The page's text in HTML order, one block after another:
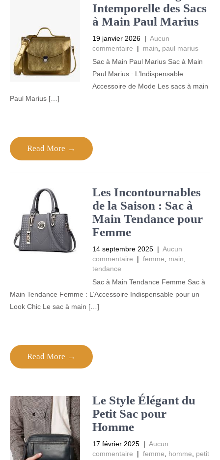
Intemporelle des Sacs
à Main Paul Marius
19 janvier 2026 | Aucun
commentaire
| main
paul marius
Sac à Main Paul Marius Sac à Main
Paul Marius : L’Indispensable
Accessoire de Mode Les sacs à main
Paul Marius […]
Read More →
Les Incontournables
de la Saison : Sac à
Main Tendance pour
Femme
14 septembre 2025 | Aucun
commentaire
| femme main
tendance
Sac à Main Tendance Femme Sac à
Main Tendance Femme : L’Accessoire Indispensable pour un
Look Chic Le sac à main […]
Read More →
Le Style Élégant du
Petit Sac pour
Homme
17 février 2025 | Aucun
commentaire
| femme homme
petit